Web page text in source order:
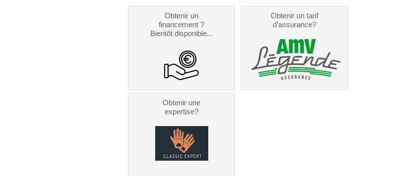
Obtenir un
financement ?
Bientôt disponible...
Obtenir un tarif
d’assurance?
Obtenir une
expertise?